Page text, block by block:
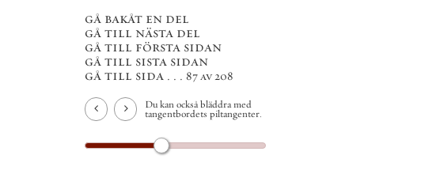
gå bakåt en del
gå till nästa del
gå till första sidan
gå till sista sidan
gå till sida . . . 87 av 208
Du kan också bläddra med
tangentbordets piltangenter.